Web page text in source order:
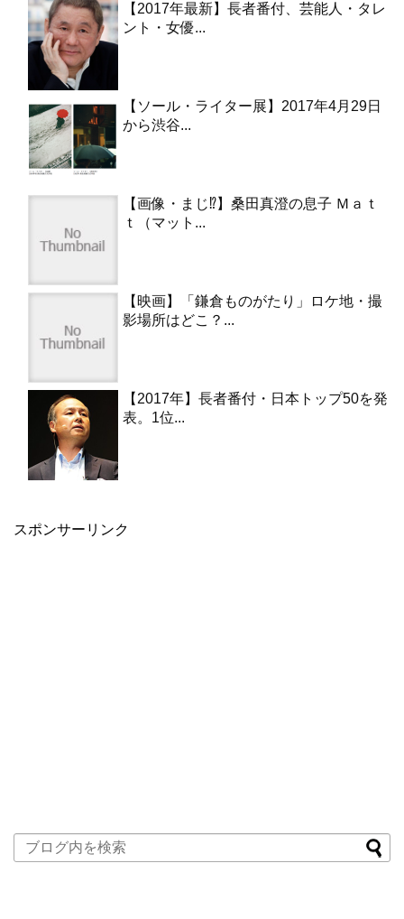
【2017年最新】長者番付、芸能人・タレ
ント・女優...
【ソール・ライター展】2017年4月29日
から渋谷...
【画像・まじ⁉︎】桑田真澄の息子 Ｍａｔ
ｔ（マット...
【映画】「鎌倉ものがたり」ロケ地・撮
影場所はどこ？...
【2017年】長者番付・日本トップ50を発
表。1位...
スポンサーリンク